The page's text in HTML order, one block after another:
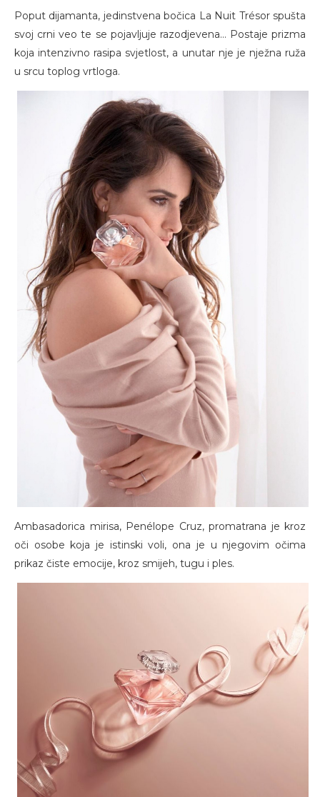
Poput dijamanta, jedinstvena bočica La Nuit Trésor spušta
svoj crni veo te se pojavljuje razodjevena… Postaje prizma
koja intenzivno rasipa svjetlost, a unutar nje je nježna ruža
u srcu toplog vrtloga.
Ambasadorica mirisa, Penélope Cruz, promatrana je kroz
oči osobe koja je istinski voli, ona je u njegovim očima
prikaz čiste emocije, kroz smijeh, tugu i ples.